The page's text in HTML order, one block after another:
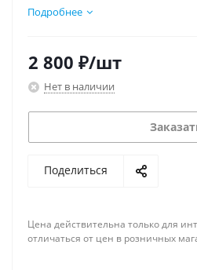
Многоканальный
AES128
Работает до 12 месяцев от
Пользуйся с комфортом!
Подробнее
2 800 ₽/шт
Нет в наличии
Поделиться
Цена действительна только для
отличаться от цен в розничных